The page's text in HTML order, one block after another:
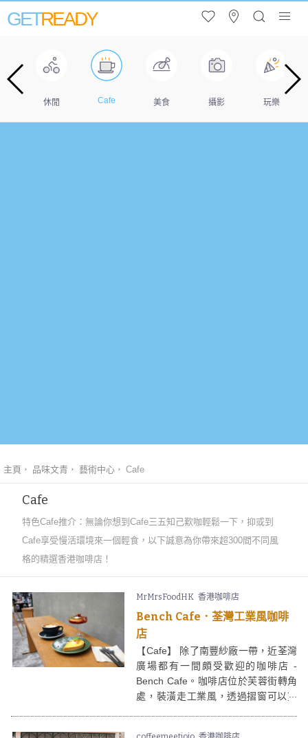
GETREADY
休閒 Cafe 美食 攝影 玩樂
主頁 品味文青 藝術中心 Cafe
Cafe
特色Cafe推介：無論你想到Cafe三五知己歎咖輕鬆一下，抑或到
Cafe享受慢活環境來一個輕食，以下誠意為你帶來超300間不同風
格的精選香港咖啡店！
MrMrsFoodHK 香港咖啡店
Bench Cafe．荃灣工業風咖啡
店
【Cafe】 除了南豐紗廠一帶，近荃灣
廣場都有一間頗受歡迎的咖啡店 -
Bench Cafe。咖啡店位於芙蓉街轉角
處，裝潢走工業風，透過摺窗可以望